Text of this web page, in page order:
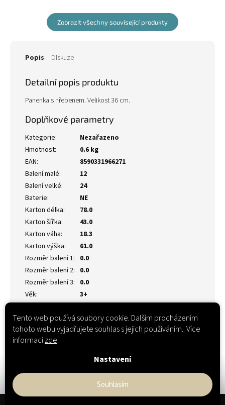
Tento web používá soubory cookie. Dalším procházením
tohoto webu vyjadřujete souhlas s jejich používáním.. Více
informacízde.
Nastavení
Souhlasím
Zobrazit všechny související produkty
Popis Diskuze
Detailní popis produktu
Panenka s hřebenem. Velikost 36 cm.
Doplňkové parametry
Kategorie:
Nezařazeno
Hmotnost:
0.6 kg
EAN:
8590331966271
Balení malé:
12
Balení velké:
24
Baterie:
NE
Karton délka:
78.0
Karton šířka:
43.0
Karton váha:
18.3
Karton výška:
61.0
Rozměr balení 1: 0.0
Rozměr balení 2: 0.0
Rozměr balení 3: 0.0
Věk: 3+